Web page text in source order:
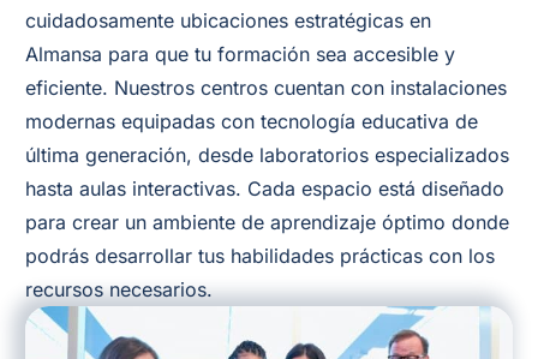
cuidadosamente ubicaciones estratégicas en
Almansa para que tu formación sea accesible y
eficiente. Nuestros centros cuentan con instalaciones
modernas equipadas con tecnología educativa de
última generación, desde laboratorios especializados
hasta aulas interactivas. Cada espacio está diseñado
para crear un ambiente de aprendizaje óptimo donde
podrás desarrollar tus habilidades prácticas con los
recursos necesarios.